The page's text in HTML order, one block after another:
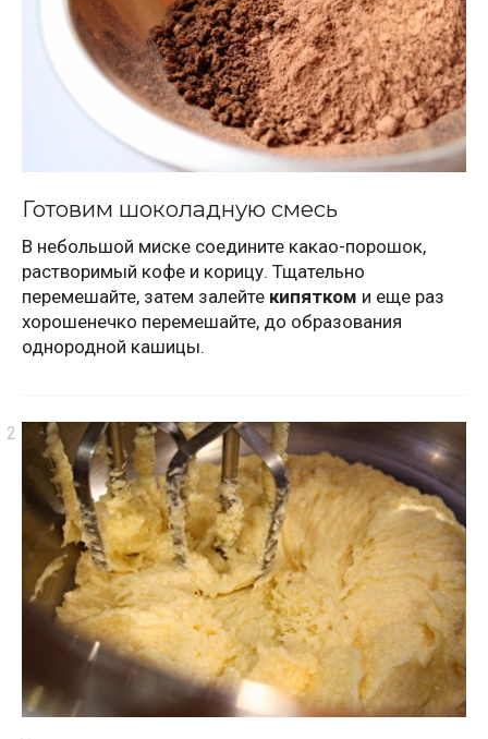
Готовим шоколадную смесь
В небольшой миске соедините какао-порошок,
растворимый кофе и корицу. Тщательно
перемешайте, затем залейте кипятком и еще раз
хорошенечко перемешайте, до образования
однородной кашицы.